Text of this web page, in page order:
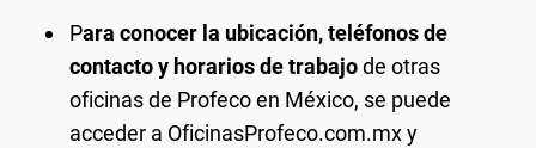
Para conocer la ubicación, teléfonos de
contacto y horarios de trabajode otras
oficinas de Profeco en México, se puede
acceder a OficinasProfeco.com.mx y